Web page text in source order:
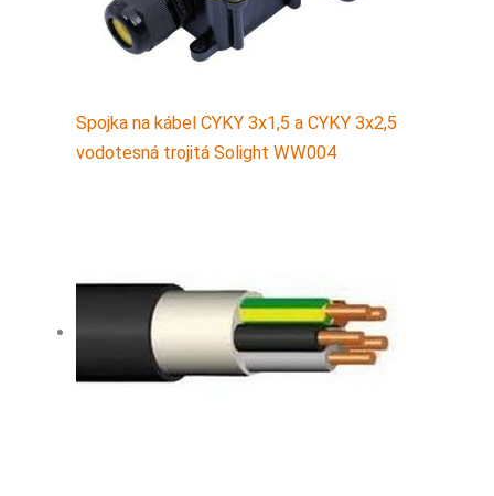
Spojka na kábel CYKY 3x1,5 a CYKY 3x2,5
vodotesná trojitá Solight WW004